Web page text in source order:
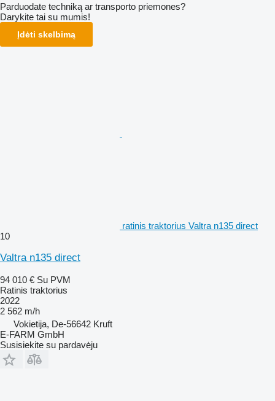
Parduodate techniką ar transporto priemones?
Darykite tai su mumis!
Įdėti skelbimą
ratinis traktorius Valtra n135 direct
10
Valtra n135 direct
94 010 € Su PVM
Ratinis traktorius
2022
2 562 m/h
Vokietija, De-56642 Kruft
E-FARM GmbH
Susisiekite su pardavėju